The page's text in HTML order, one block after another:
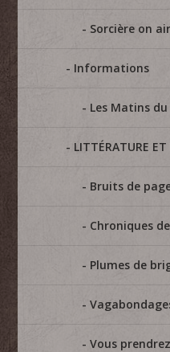
Sorcière on air
Informations
Les Matins
LITTÉRATURE ET
Bruits de
Chroniques
Plumes de
Vous